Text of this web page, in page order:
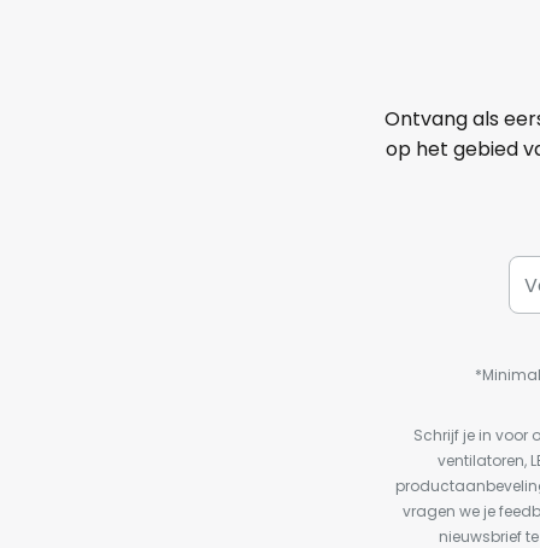
Ontvang als
op het gebied
Schrijf je in voor
ventilatoren,
vragen we je
nieuwsbrief